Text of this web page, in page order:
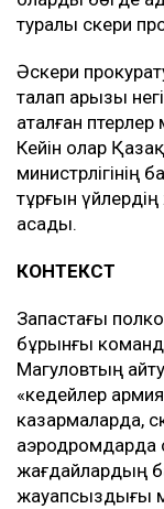
туралы әскери
Әскери
талап арызы
аталған
Кейін олар
министрлігінің
тұрғын
асады.
КОНТЕКСТ
Запастағы
бұрынғы
Магуловтың
«кедейлер
казармаларда,
аэродромдарда
жағдайлардың
жауапсыздығы